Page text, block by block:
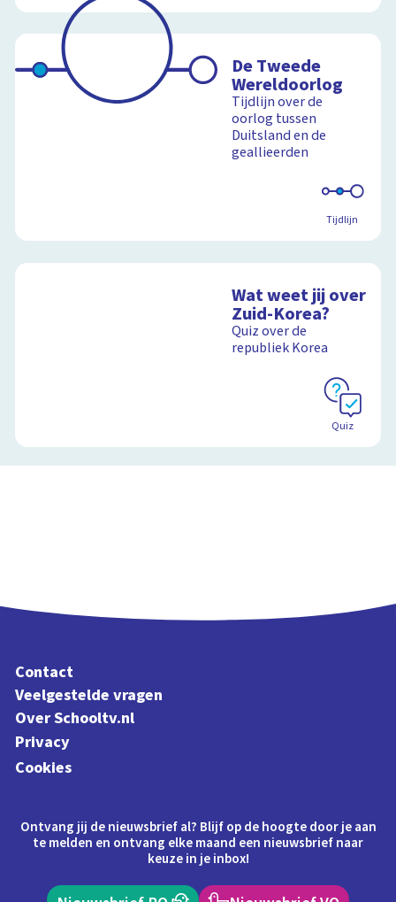
De Tweede
Wereldoorlog
Tijdlijn over de
oorlog tussen
Duitsland en de
geallieerden
Tijdlijn
Wat weet jij over
Zuid-Korea?
Quiz over de
republiek Korea
Quiz
Contact
Veelgestelde vragen
Over Schooltv.nl
Privacy
Cookies
Ontvang jij de nieuwsbrief al? Blijf op de hoogte door je aan
te melden en ontvang elke maand een nieuwsbrief naar
keuze in je inbox!